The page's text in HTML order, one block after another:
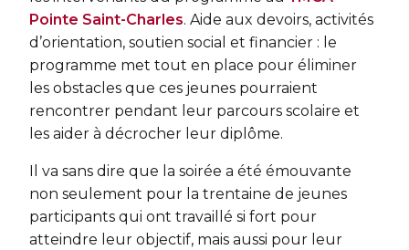
Entraînement privé
Activités et sports au gymnase
Sports pour enfants
Tennis Victoria (Québec)
ACTIVITÉS AQUATIQUES
Piscine
Transition primaire-secondaire
ENGAGEMENT ET LEADERSHIP
Leadership environnemental C-Vert
Café coop
Coop d'initiation à l'entrepreneuriat collectif
En sortant de détention
Voir tout
HÉBERGEMENT TEMPORAIRE
Résidence YMCA Tupper
Résidence YMCA Port-Royal
Pointe Saint-Charles. Aide aux devoirs, activités
d’orientation, soutien social et financier : le
programme met tout en place pour éliminer
les obstacles que ces jeunes pourraient
rencontrer pendant leur parcours scolaire et
les aider à décrocher leur diplôme.
Il va sans dire que la soirée a été émouvante
non seulement pour la trentaine de jeunes
participants qui ont travaillé si fort pour
atteindre leur objectif, mais aussi pour leur